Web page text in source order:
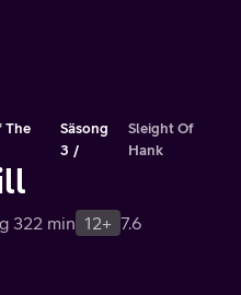
The
Säsong
3
Sleight Of
Hank
322 min 12+ 7.6